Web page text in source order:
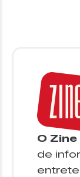
O
de